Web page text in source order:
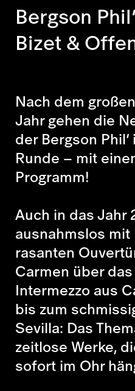
Bergson
Bizet &
Nach dem
Jahr gehen die
der Bergson
Runde – mit
Programm!
Auch in das Jahr
ausnahmslos mit
rasanten
Carmen über
Intermezzo aus
bis zum
Sevilla: Das
zeitlose Werke,
sofort im Ohr